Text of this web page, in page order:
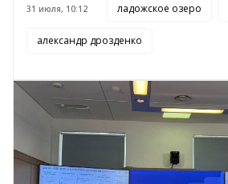
31 июля, 10:12 ладожское озеро
александр дрозденко